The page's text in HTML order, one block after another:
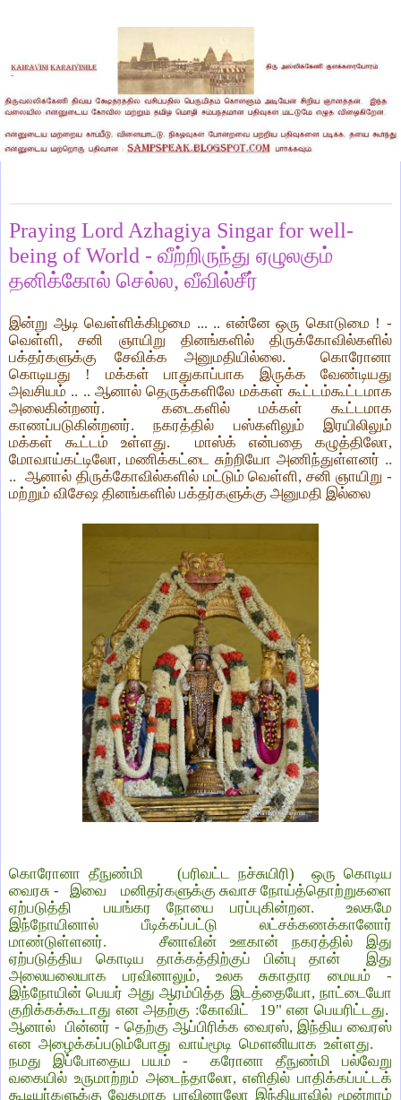
Praying Lord Azhagiya Singar for well-
being of World - வீற்றிருந்து ஏழுலகும்
தனிக்கோல் செல்ல, வீவில்சீர்
இன்று ஆடி வெள்ளிக்கிழமை ... .. என்னே ஒரு கொடுமை ! -
வெள்ளி, சனி ஞாயிறு தினங்களில் திருக்கோவில்களில்
பக்தர்களுக்கு சேவிக்க அனுமதியில்லை. கொரோனா
கொடியது ! மக்கள் பாதுகாப்பாக இருக்க வேண்டியது
அவசியம் .. .. ஆனால் தெருக்களிலே மக்கள் கூட்டம்கூட்டமாக
அலைகின்றனர். கடைகளில் மக்கள் கூட்டமாக
காணப்படுகின்றனர். நகரத்தில் பஸ்களிலும் இரயிலிலும்
மக்கள் கூட்டம் உள்ளது. மாஸ்க் என்பதை கழுத்திலோ,
மோவாய்கட்டிலோ, மணிக்கட்டை சுற்றியோ அணிந்துள்ளனர் ..
.. ஆனால் திருக்கோவில்களில் மட்டும் வெள்ளி, சனி ஞாயிறு -
மற்றும் விசேஷ தினங்களில் பக்தர்களுக்கு அனுமதி இல்லை
கொரோனா தீநுண்மி (பரிவட்ட நச்சுயிரி) ஒரு கொடிய
வைரசு - இவை மனிதர்களுக்கு சுவாச நோய்த்தொற்றுகளை
ஏற்படுத்தி பயங்கர நோயை பரப்புகின்றன. உலகமே
இந்நோயினால் பீடிக்கப்பட்டு லட்சக்கணக்கானோர்
மாண்டுள்ளனர். சீனாவின் ஊகான் நகரத்தில் இது
ஏற்படுத்திய கொடிய தாக்கத்திற்குப் பின்பு தான் இது
அலையலையாக பரவினாலும், உலக சுகாதார மையம் -
இந்நோயின் பெயர் அது ஆரம்பித்த இடத்தையோ, நாட்டையோ
குறிக்கக்கூடாது என அதற்கு :கோவிட் 19" என பெயரிட்டது.
ஆனால் பின்னர் - தெற்கு ஆப்பிரிக்க வைரஸ், இந்திய வைரஸ்
என அழைக்கப்படும்போது வாய்மூடி மௌனியாக உள்ளது.
நமது இப்போதைய பயம் - கரோனா தீநுண்மி பல்வேறு
வகையில் உருமாற்றம் அடைந்தாலோ, எளிதில் பாதிக்கப்பட்டக்
கூடியா்களுக்கு வேகமாக பரவினாலோ இந்தியாவில் மூன்றாம்